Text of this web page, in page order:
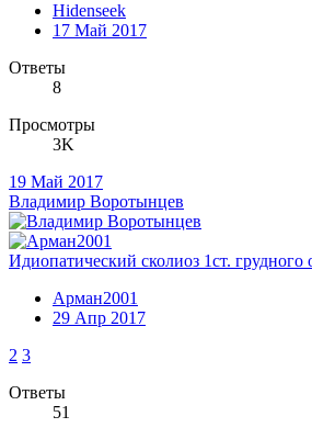
Hidenseek
17 Май 2017
Ответы
8
Просмотры
3K
19 Май 2017
Владимир Воротынцев
Идиопатический сколиоз 1ст. грудного
Арман2001
29 Апр 2017
2 3
Ответы
51